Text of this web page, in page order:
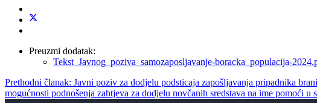
Preuzmi dodatak:
Tekst_Javnog_poziva_samozaposljavanje-boracka_populacija-
Prethodni članak: Javni poziv za dodjelu podsticaja zapošljavanja pripadnika
mogućnosti podnošenja zahtjeva za dodjelu novčanih sredstava na ime pomoći